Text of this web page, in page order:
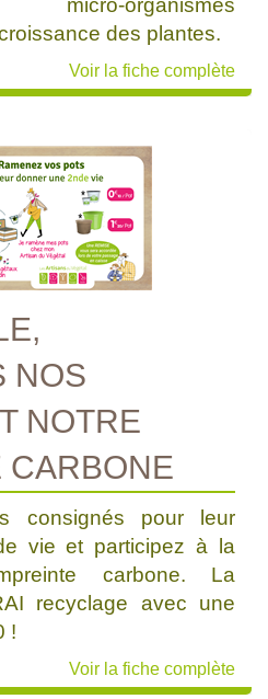
organismes
des plantes.
Voir la fiche complète
NOS
NOTRE
CARBONE
consignés pour leur
vie et participez à la
carbone. La
recyclage avec une
!
Voir la fiche complète